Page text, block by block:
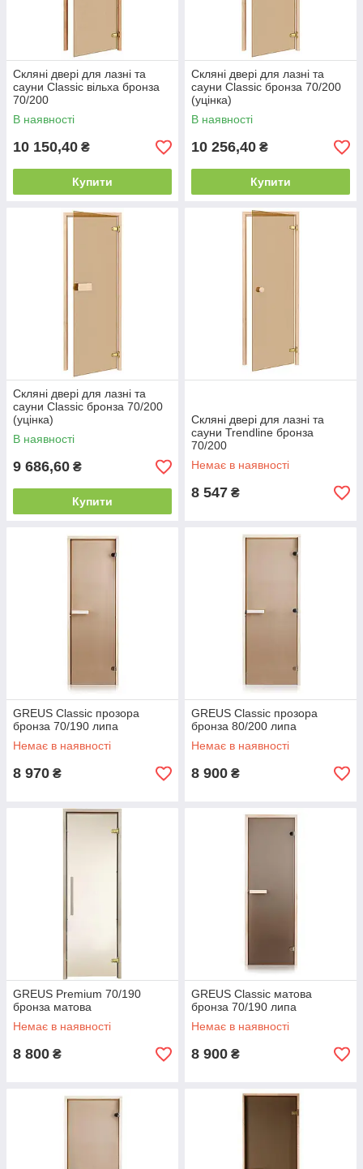
Скляні двері для лазні та
сауни Classic вільха бронза
70/200
В наявності
10 150,40 ₴
Купити
Скляні двері для лазні та
сауни Classic бронза 70/200
(уцінка)
В наявності
10 256,40 ₴
Купити
Скляні двері для лазні та
сауни Classic бронза 70/200
(уцінка)
В наявності
9 686,60 ₴
Купити
Скляні двері для лазні та
сауни Trendline бронза
70/200
Немає в наявності
8 547 ₴
GREUS Classic прозора
бронза 70/190 липа
Немає в наявності
8 970 ₴
GREUS Classic прозора
бронза 80/200 липа
Немає в наявності
8 900 ₴
GREUS Premium 70/190
бронза матова
Немає в наявності
8 800 ₴
GREUS Classic матова
бронза 70/190 липа
Немає в наявності
8 900 ₴